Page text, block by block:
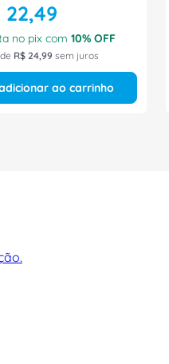
22,49
no pix com 10% OFF
de R$ 24,99 sem juros
ao carrinho